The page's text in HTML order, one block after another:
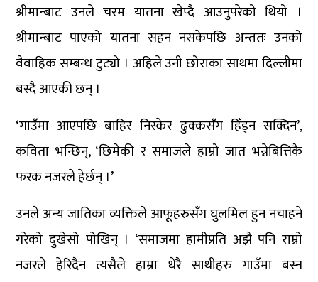
श्रीमान्बाट उनले चरम यातना खेप्दै आउनुपरेको थियो ।
श्रीमान्बाट पाएको यातना सहन नसकेपछि अन्ततः उनको
वैवाहिक सम्बन्ध टुट्यो । अहिले उनी छोराका साथमा दिल्लीमा
बस्दै आएकी छन् ।
‘गाउँमा आएपछि बाहिर निस्केर ढुक्कसँग हिँड्न सक्दिन’,
कविता भन्छिन्, ‘छिमेकी र समाजले हाम्रो जात भन्नेबित्तिकै
फरक नजरले हेर्छन् ।’
उनले अन्य जातिका व्यक्तिले आफूहरुसँग घुलमिल हुन नचाहने
गरेको दुखेसो पोखिन् । ‘समाजमा हामीप्रति अझै पनि राम्रो
नजरले हेरिदैन त्यसैले हाम्रा धेरै साथीहरु गाउँमा बस्न